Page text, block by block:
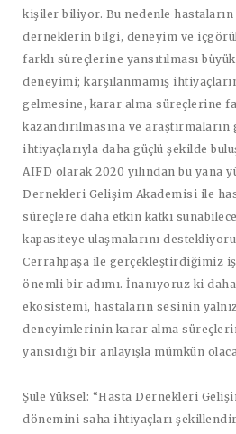
kişiler biliyor. Bu nedenle
derneklerin bilgi, deneyim ve
farklı süreçlerine yansıtılması
deneyimi; karşılanmamış
gelmesine, karar alma süreçlerine
kazandırılmasına ve araştırmaların
ihtiyaçlarıyla daha güçlü şekilde
AIFD olarak 2020 yılından bu yana
Dernekleri Gelişim Akademisi ile
süreçlere daha etkin katkı
kapasiteye ulaşmalarını
Cerrahpaşa ile gerçekleştirdiğimiz
önemli bir adımı. İnanıyoruz ki
ekosistemi, hastaların sesinin
deneyimlerinin karar alma
yansıdığı bir anlayışla mümkün
Şule Yüksel: “Hasta Dernekleri
dönemini saha ihtiyaçları